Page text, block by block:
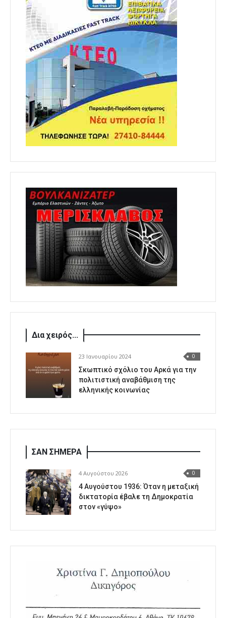
Δια χειρός...
23 Ιανουαρίου 2024 0
Σκωπτικό σχόλιο του Αρκά για την
πολιτιστική αναβάθμιση της
ελληνικής κοινωνίας
ΣΑΝ ΣΗΜΕΡΑ
4 Αυγούστου 2026 0
4 Αυγούστου 1936: Όταν η μεταξική
δικτατορία έβαλε τη Δημοκρατία
στον «γύψο»